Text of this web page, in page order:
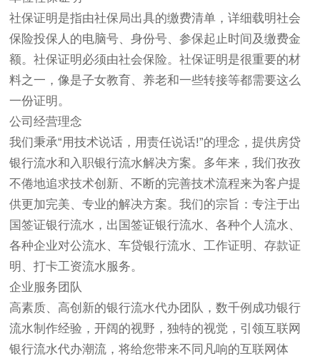
社保证明是指由社保局出具的缴费清单，详细载明社会
保险投保人的电脑号、身份号、参保起止时间及缴费金
额。社保证明必须由社会保险。社保证明是很重要的材
料之一，像是子女教育、养老和一些转接等都需要这么
一份证明。
公司经营理念
我们秉承“用技术说话，用责任说话!”的理念，提供房贷
银行流水和入职银行流水解决方案。多年来，我们孜孜
不倦地追求技术创新、不断的完善技术流程来为客户提
供更加完美、专业的解决方案。我们的宗旨：专注于出
国签证银行流水，出国签证银行流水、各种个人流水、
各种企业对公流水、车贷银行流水、工作证明、存款证
明、打卡工资流水服务。
企业服务团队
高素质、高创新的银行流水代办团队，数千例成功银行
流水制作经验，开阔的视野，独特的视觉，引领互联网
银行流水代办潮流，将给您带来不同凡响的互联网体